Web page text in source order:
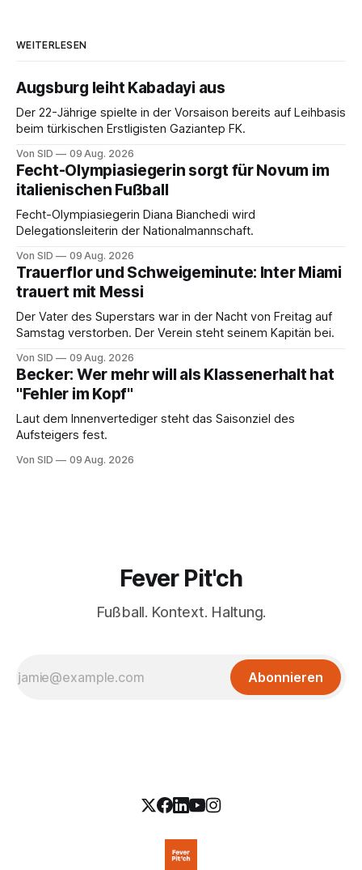
WEITERLESEN
Augsburg leiht Kabadayi aus
Der 22-Jährige spielte in der Vorsaison bereits auf Leihbasis
beim türkischen Erstligisten Gaziantep FK.
Von SID 09 Aug. 2026
Fecht-Olympiasiegerin sorgt für Novum im
italienischen Fußball
Fecht-Olympiasiegerin Diana Bianchedi wird
Delegationsleiterin der Nationalmannschaft.
Von SID 09 Aug. 2026
Trauerflor und Schweigeminute: Inter Miami
trauert mit Messi
Der Vater des Superstars war in der Nacht von Freitag auf
Samstag verstorben. Der Verein steht seinem Kapitän bei.
Von SID 09 Aug. 2026
Becker: Wer mehr will als Klassenerhalt hat
"Fehler im Kopf"
Laut dem Innenvertediger steht das Saisonziel des
Aufsteigers fest.
Von SID 09 Aug. 2026
Fever Pit'ch
Fußball. Kontext. Haltung.
Abonnieren